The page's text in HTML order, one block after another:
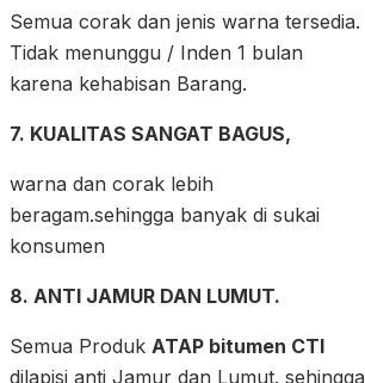
Semua corak dan jenis warna tersedia.
Tidak menunggu / Inden 1 bulan
karena kehabisan Barang.
7. KUALITAS SANGAT BAGUS,
warna dan corak lebih
beragam.sehingga banyak di sukai
konsumen
8. ANTI JAMUR DAN LUMUT.
Semua Produk ATAP bitumen CTI
dilapisi anti Jamur dan Lumut. sehingga